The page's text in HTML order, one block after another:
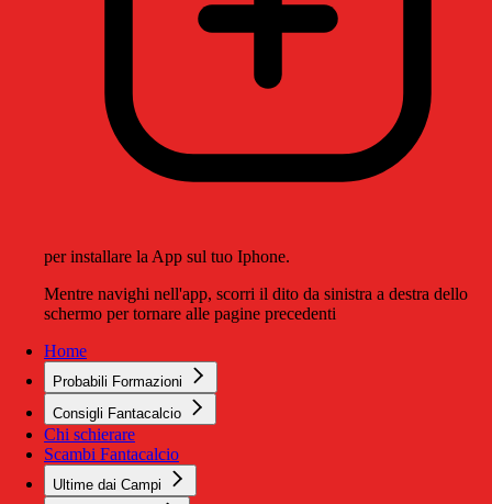
per installare la App sul tuo Iphone.
Mentre navighi nell'app, scorri il dito da sinistra a destra dello
schermo per tornare alle pagine precedenti
Home
Probabili Formazioni
Consigli Fantacalcio
Chi schierare
Scambi Fantacalcio
Ultime dai Campi